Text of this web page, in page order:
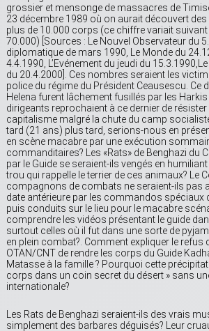
grossier et mensonge de massacres de
23 décembre 1989 où on aurait découvert des
plus de 10.000 corps (ce chiffre variait
70.000) [Sources : Le Nouvel Observateur du
diplomatique de mars 1990, Le Monde du
4.4.1990, L’Evénement du jeudi du
du 20.4.2000]. Ces nombres seraient les
police du régime du Président Ceausescu. Ce
Helena furent lâchement fusillés par les Harkis
dirigeants reprochaient à ce dernier de
capitalisme malgré la chute du camp
tard (21 ans) plus tard, serions-nous en
en scène macabre par une exécution
commanditaires? Les «Rats» de Benghazi du
par le Guide se seraient-ils vengés en
trou qui rappelle le terrier de ces animaux? Le
compagnons de combats ne seraient-ils pas
date antérieure par les commandos spéciaux
puis conduits sur le lieu pour le macabre
comprendre les vidéos présentant le guide
surtout celles où il fut dans une sorte de
en plein combat?. Comment expliquer le refus
OTAN/CNT de rendre les corps du Guide
Matasse à la famille ? Pourquoi cette
corps dans un coin secret du désert » sans
internationale?
Les Rats de Benghazi seraient-ils des vrais
simplement des barbares déguisés? Leur